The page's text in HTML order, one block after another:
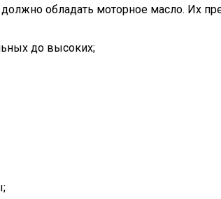
обладать моторное масло. Их
до высоких;